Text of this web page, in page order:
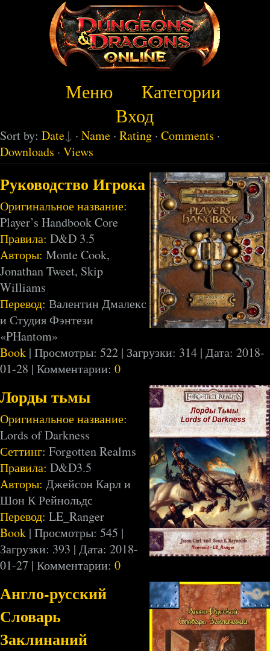
Меню
Категории
Вход
Sort by: Date · Name · Rating · Comments ·
Downloads · Views
Руководство Игрока
Оригинальное название:
Player’s Handbook Core
Правила: D&D 3.5
Авторы: Monte Cook,
Jonathan Tweet, Skip
Williams
Перевод: Валентин Дмалекс
и Студия Фэнтези
«PHantom»
Book | Просмотры: 522 | Загрузки: 314 | Дата: 2018-
01-28 | Комментарии: 0
Лорды тьмы
Оригинальное название:
Lords of Darkness
Сеттинг: Forgotten Realms
Правила: D&D3.5
Авторы: Джейсон Карл и
Шон К Рейнольдс
Перевод: LE_Ranger
Book | Просмотры: 545 |
Загрузки: 393 | Дата: 2018-
01-27 | Комментарии: 0
Англо-русский
Словарь
Заклинаний